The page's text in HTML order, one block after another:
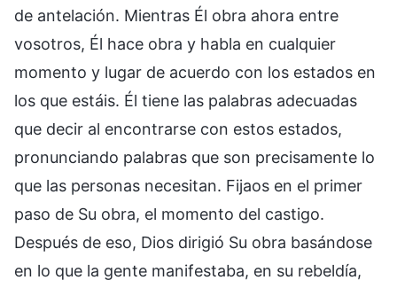
de antelación. Mientras Él obra ahora entre
vosotros, Él hace obra y habla en cualquier
momento y lugar de acuerdo con los estados en
los que estáis. Él tiene las palabras adecuadas
que decir al encontrarse con estos estados,
pronunciando palabras que son precisamente lo
que las personas necesitan. Fijaos en el primer
paso de Su obra, el momento del castigo.
Después de eso, Dios dirigió Su obra basándose
en lo que la gente manifestaba, en su rebeldía,